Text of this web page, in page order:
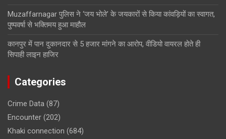
Muzaffarnagar पुलिस ने ‘जय भोले’ के जयकारों से किया कांवड़ियों का स्वागत,
पुष्पवर्षा से भक्तिमय हुआ माहौल
कानपुर में पान दुकानदार से 5 हजार मांगने का आरोप, वीडियो वायरल होते ही
सिपाही लाइन हाजिर
Categories
Crime Data (87)
Encounter (202)
Khaki connection (684)